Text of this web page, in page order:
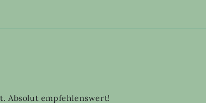
Absolut empfehlenswert!